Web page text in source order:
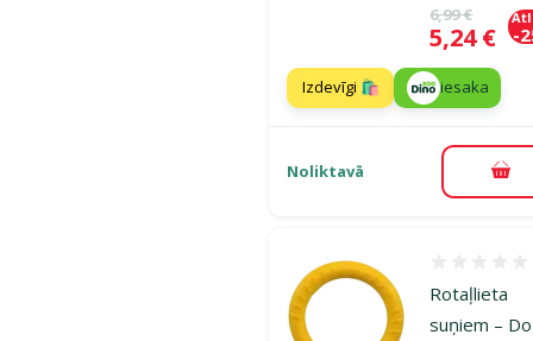
Oriģinālā
6,99 €
Cena
5,24 € -
Izdevīgi 🛍️ iesaka
Noliktavā
Rotaļlieta
suņiem –